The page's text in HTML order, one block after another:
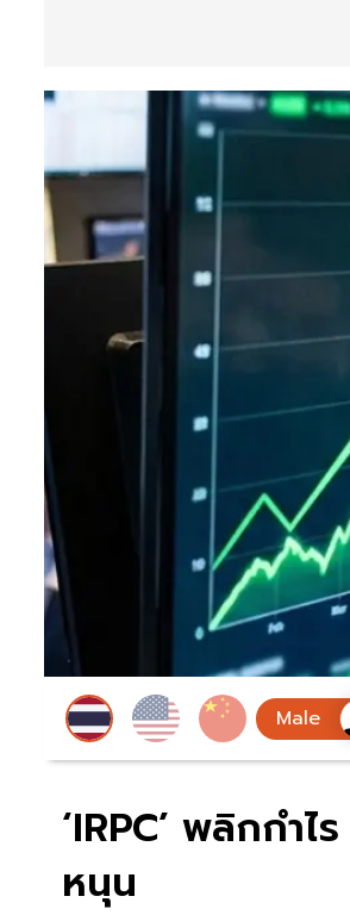
‘IRPC’ พลิกกำ
หนุน